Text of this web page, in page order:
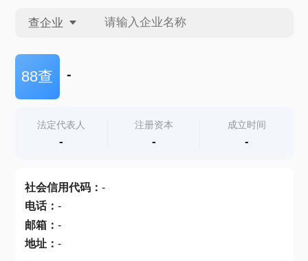
查企业
查企业
查产地
88查 -
法定代表人
-
注册资本
-
成立时间
-
社会信用代码： -
电话： -
邮箱： -
地址： -